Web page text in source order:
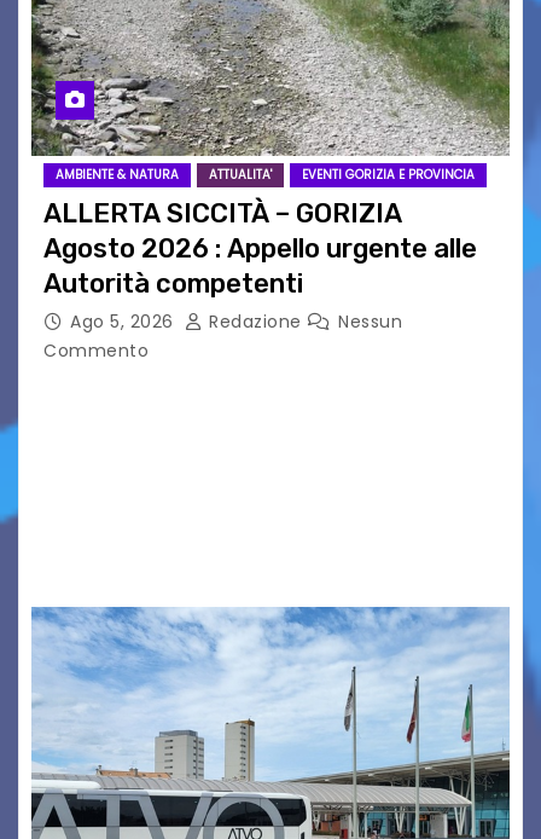
AMBIENTE & NATURA ATTUALITA' EVENTI GORIZIA E PROVINCIA
ALLERTA SICCITÀ – GORIZIA
Agosto 2026 : Appello urgente alle
Autorità competenti
Ago 5, 2026 Redazione
Nessun
Commento